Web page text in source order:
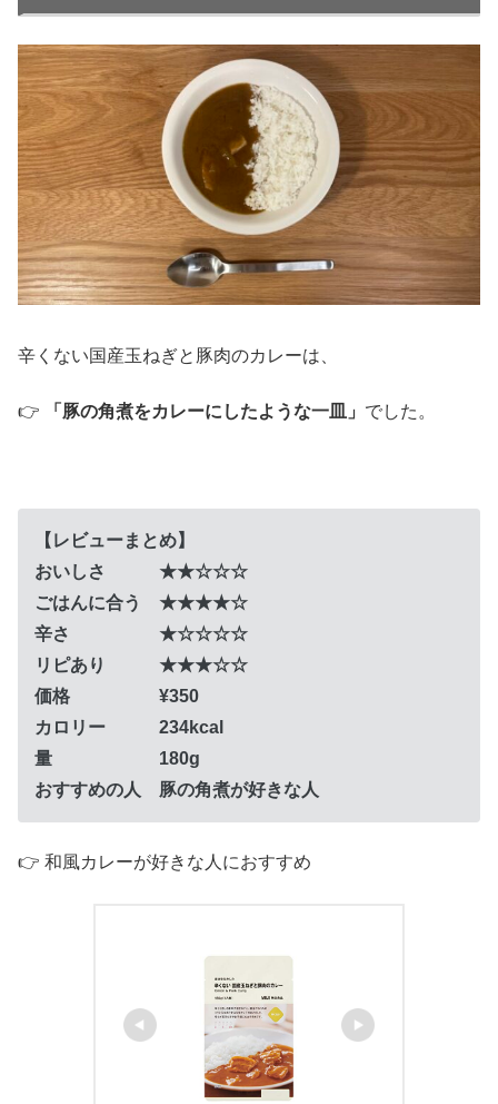
辛くない国産玉ねぎと豚肉のカレーは、
👉 「豚の角煮をカレーにしたような一皿」 でした。
【レビューまとめ】
おいしさ ★★☆☆☆
ごはんに合う ★★★★☆
辛さ ★☆☆☆☆
リピあり ★★★☆☆
価格 ¥350
カロリー 234kcal
量 180g
おすすめの人 豚の角煮が好きな人
👉 和風カレーが好きな人におすすめ